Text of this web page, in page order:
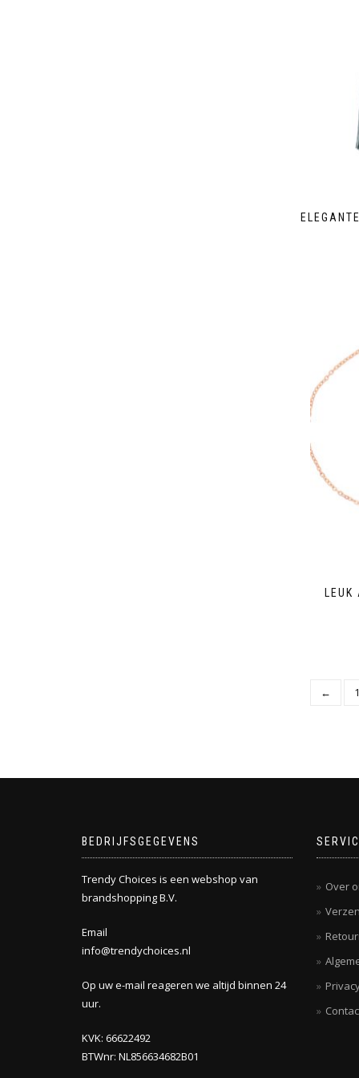
← 1
BEDRIJFSGEGEVENS
Trendy Choices is een webshop van
brandshopping B.V.
Email
info@trendychoices.nl
Op uw e-mail reageren we altijd binnen 24
uur.
KVK: 66622492
BTWnr: NL856634682B01
Over